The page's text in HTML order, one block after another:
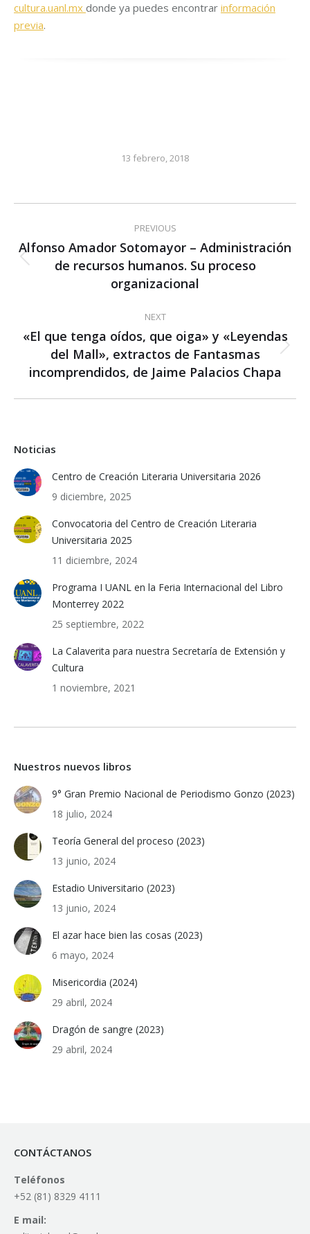
cultura.uanl.mx donde ya puedes encontrar información
previa.
13 febrero, 2018
navigation
PREVIOUS
Previous
post:
Alfonso Amador Sotomayor – Administración
de recursos humanos. Su proceso
organizacional
NEXT
Next
post:
«El que tenga oídos, que oiga» y «Leyendas
del Mall», extractos de Fantasmas
incomprendidos, de Jaime Palacios Chapa
Noticias
Centro de Creación Literaria Universitaria 2026
9 diciembre, 2025
Convocatoria del Centro de Creación Literaria
Universitaria 2025
11 diciembre, 2024
Programa I UANL en la Feria Internacional del Libro
Monterrey 2022
25 septiembre, 2022
La Calaverita para nuestra Secretaría de Extensión y
Cultura
1 noviembre, 2021
Nuestros nuevos libros
9° Gran Premio Nacional de Periodismo Gonzo (2023)
18 julio, 2024
Teoría General del proceso (2023)
13 junio, 2024
Estadio Universitario (2023)
13 junio, 2024
El azar hace bien las cosas (2023)
6 mayo, 2024
Misericordia (2024)
29 abril, 2024
Dragón de sangre (2023)
29 abril, 2024
CONTÁCTANOS
Teléfonos
+52 (81) 8329 4111
E mail: